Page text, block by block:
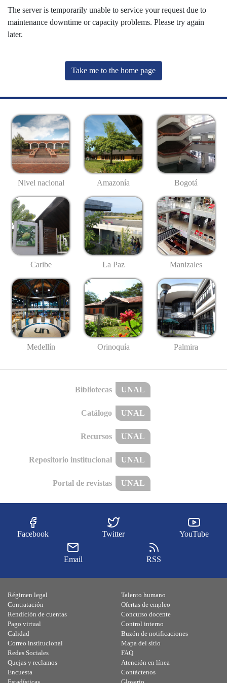
The server is temporarily unable to service your request due to
maintenance downtime or capacity problems. Please try again
later.
Take me to the home page
Nivel nacional Amazonía Bogotá
Caribe La Paz Manizales
Medellín Orinoquía Palmira
Bibliotecas UNAL
Catálogo UNAL
Recursos UNAL
Repositorio institucional UNAL
Portal de revistas UNAL
Facebook Twitter YouTube
Email RSS
Régimen legal
Contratación
Rendición de cuentas
Pago virtual
Calidad
Talento humano
Ofertas de empleo
Concurso docente
Control interno
Buzón de notificaciones
Correo institucional
Redes Sociales
Quejas y reclamos
Encuesta
Mapa del sitio
FAQ
Atención en línea
Contáctenos